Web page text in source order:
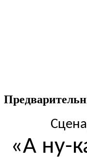
«А ну-